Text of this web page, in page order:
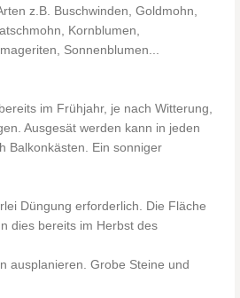
z.B. Buschwinden, Goldmohn,
Kornblumen,
Sonnenblumen...
im Frühjahr, je nach Witterung,
Ausgesät werden kann in jeden
Balkonkästen. Ein sonniger
Düngung erforderlich. Die Fläche
dies bereits im Herbst des
ausplanieren. Grobe Steine und